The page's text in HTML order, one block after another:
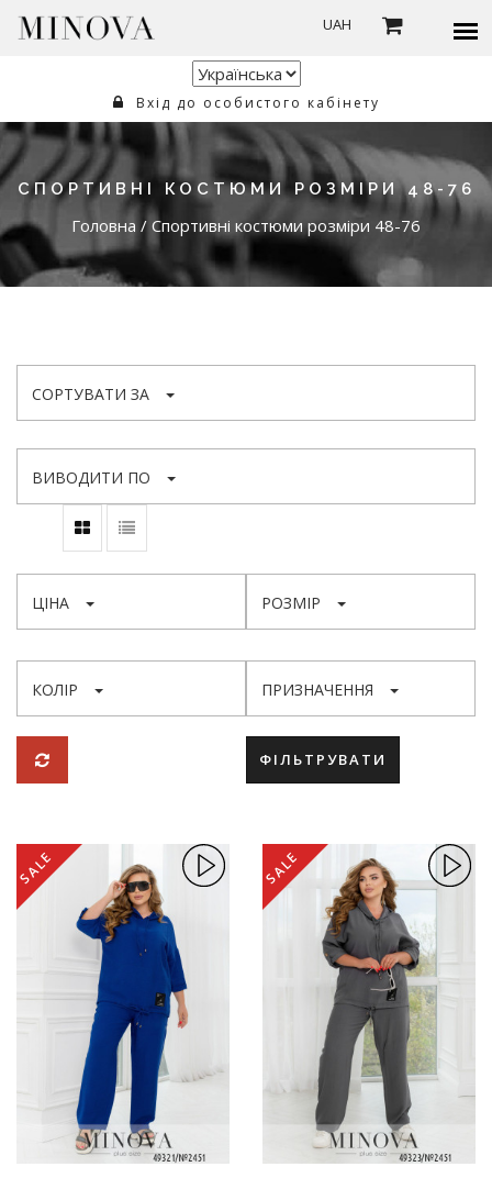
UAH
Вхід до особистого кабінету
СПОРТИВНІ КОСТЮМИ РОЗМІРИ 48-76
Головна / Спортивні костюми розміри 48-76
СОРТУВАТИ ЗА
ВИВОДИТИ ПО
ЦІНА РОЗМІР
КОЛІР ПРИЗНАЧЕННЯ
ФІЛЬТРУВАТИ
SALE SALE